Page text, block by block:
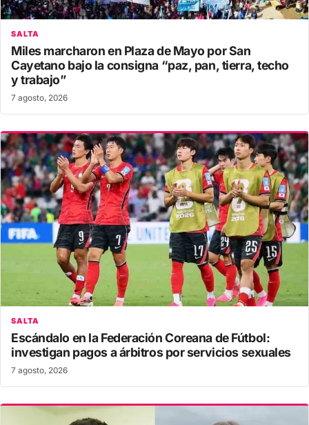
SALTA
Miles marcharon en Plaza de Mayo por San
Cayetano bajo la consigna “paz, pan, tierra, techo
y trabajo”
7 agosto, 2026
SALTA
Escándalo en la Federación Coreana de Fútbol:
investigan pagos a árbitros por servicios sexuales
7 agosto, 2026